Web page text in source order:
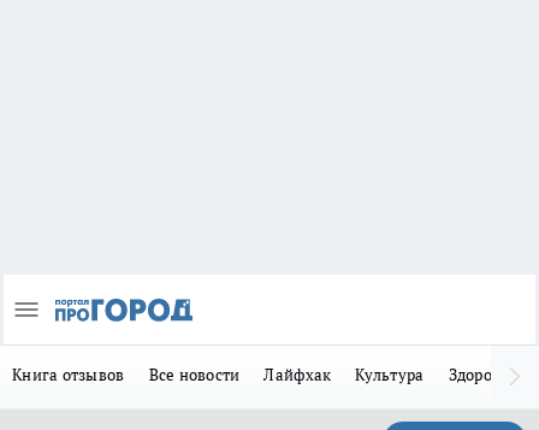
Книга отзывов Все новости Лайфхак Культура Здоровье